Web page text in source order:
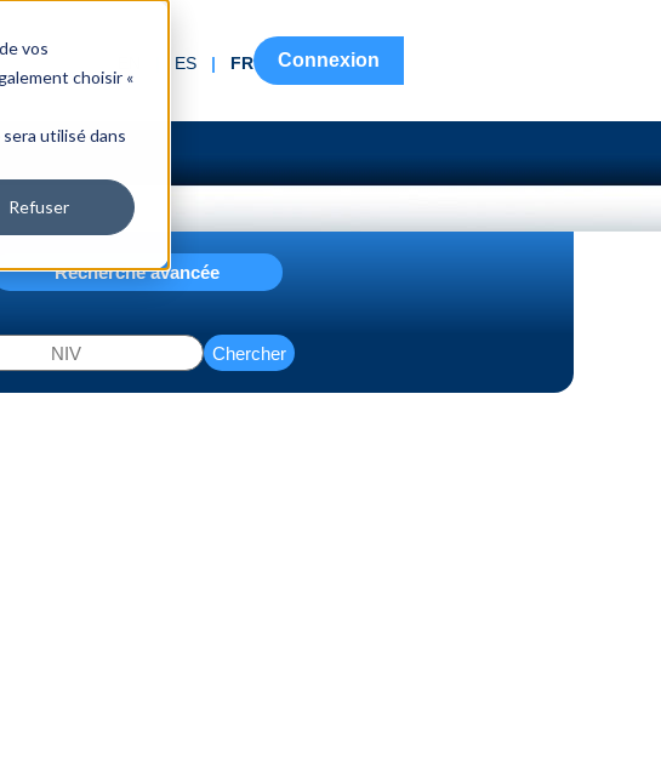
vos
choisir «
utilisé dans
Refuser
ES | FR Connexion
Recherche avancée
Chercher